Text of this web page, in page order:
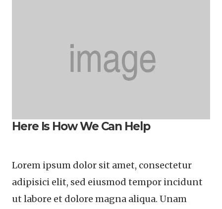
Here Is How We Can Help
Lorem ipsum dolor sit amet, consectetur
adipisici elit, sed eiusmod tempor incidunt
ut labore et dolore magna aliqua. Unam